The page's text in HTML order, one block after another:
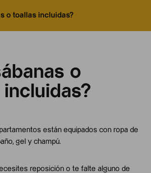
o toallas incluidas?
o
están equipados con ropa de
gel y champú.
reposición o te falte alguno de